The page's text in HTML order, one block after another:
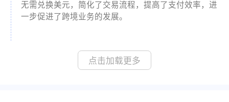
无需兑换美元，简化了交易流程，提高了支付效率，进
一步促进了跨境业务的发展。
点击加载更多